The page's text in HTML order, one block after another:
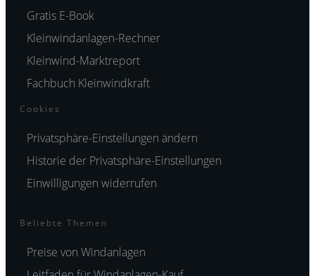
Gratis E-Book
Kleinwindanlagen-Rechner
Kleinwind-Marktreport
Fachbuch Kleinwindkraft
Cookies
Privatsphäre-Einstellungen ändern
Historie der Privatsphäre-Einstellungen
Einwilligungen widerrufen
Beliebte Themen
Preise von Windanlagen